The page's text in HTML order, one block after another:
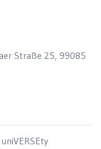
Straße 25, 99085